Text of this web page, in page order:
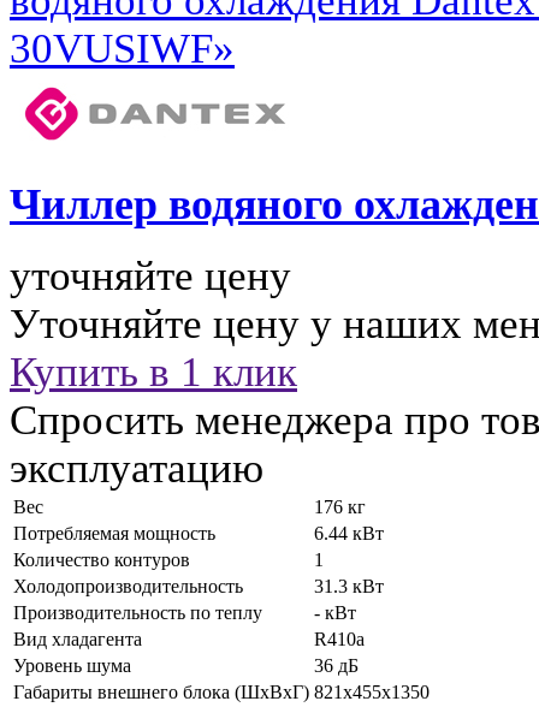
Чиллер водяного
уточняйте цену
Уточняйте цену у наших
Купить в 1 клик
Спросить менеджера про
эксплуатацию
Вес
176 кг
Потребляемая мощность
6.44 кВт
Количество контуров
1
Холодопроизводительность
31.3 кВт
Производительность по теплу
- кВт
Вид хладагента
R410a
Уровень шума
36 дБ
Габариты внешнего блока (ШхВхГ) 821x455x1350